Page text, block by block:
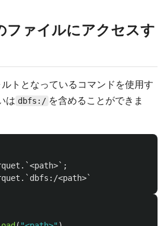
ファイルにアクセスす
トとなっているコマンドを使用す
は dbfs:/ を含めることができま
. `<path>` ;
. `dbfs:/<path>`